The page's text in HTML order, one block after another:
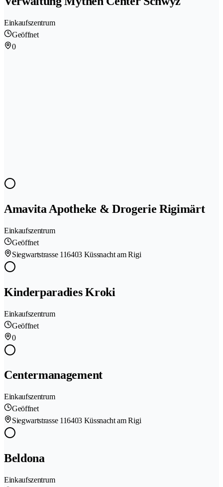
Einkaufszentrum
Geöffnet
0
Amavita Apotheke & Drogerie Rigimärt
Einkaufszentrum
Geöffnet
Siegwartstrasse 116403 Küssnacht am Rigi
Kinderparadies Kroki
Einkaufszentrum
Geöffnet
0
Centermanagement
Einkaufszentrum
Geöffnet
Siegwartstrasse 116403 Küssnacht am Rigi
Beldona
Einkaufszentrum